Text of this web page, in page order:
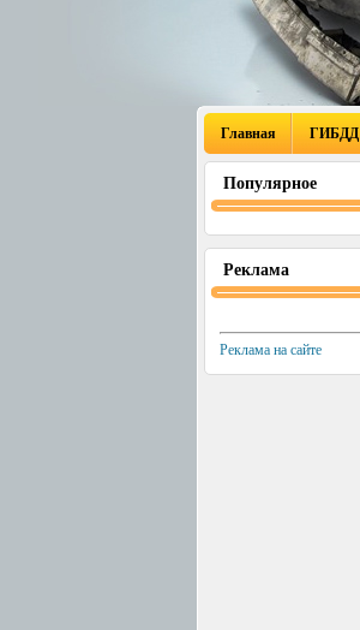
Главная ГИБДД
Популярное
Реклама
Реклама на сайте